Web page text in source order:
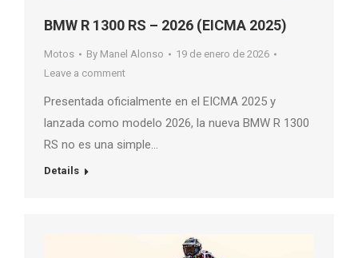
BMW R 1300 RS – 2026 (EICMA 2025)
Motos By Manel Alonso
19 de enero de 2026
Leave a comment
Presentada oficialmente en el EICMA 2025 y
lanzada como modelo 2026, la nueva BMW R 1300
RS no es una simple…
Details